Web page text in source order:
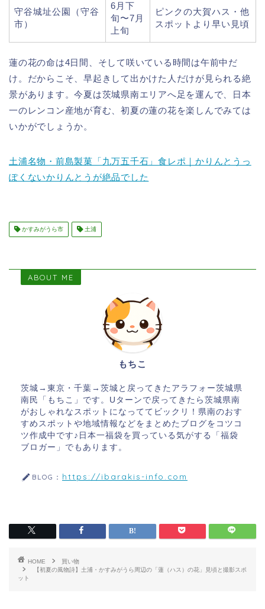
守谷城址公園（守谷
市）
6月下
旬〜7月
上旬
ピンクの大賀ハス・他
スポットより早い見頃
蓮の花の命は4日間、そして咲いている時間は午前中だ
け。だからこそ、早起きして出かけた人だけが見られる絶
景があります。今夏は茨城県南エリアへ足を運んで、日本
一のレンコン産地が育む、初夏の蓮の花を楽しんでみては
いかがでしょうか。
土浦名物・前島製菓「九万五千石」食レポ｜かりんとうっ
ぽくないかりんとうが絶品でした
かすみがうら市 土浦
ABOUT ME
もちこ
茨城→東京・千葉→茨城と戻ってきたアラフォー茨城県
南民「もちこ」です。Uターンで戻ってきたら茨城県南
がおしゃれなスポットになっててビックリ！県南のおす
すめスポットや地域情報などをまとめたブログをコツコ
ツ作成中です♪日本一福袋を買っている気がする「福袋
ブロガー」でもあります。
BLOG： https://ibarakis-info.com
HOME
買い物
【初夏の風物詩】土浦・かすみがうら周辺の「蓮（ハス）の花」見頃と撮影スポ
ット